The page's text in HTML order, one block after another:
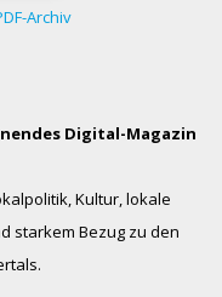
Archiv
Digital-Magazin
Kultur, lokale
starkem Bezug zu den